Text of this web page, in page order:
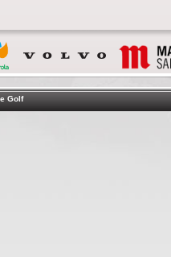
Golf